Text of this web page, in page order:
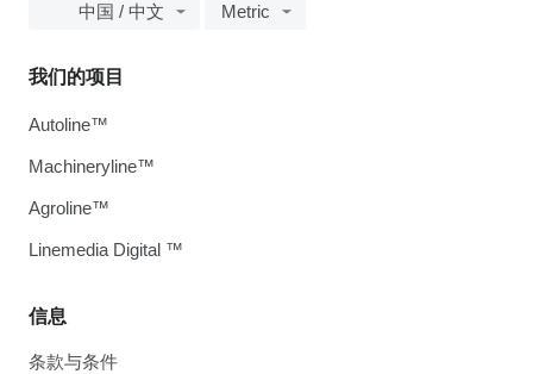
中国 / 中文 Metric
信息
条款与条件
我们的项目
Autoline™
Machineryline™
Agroline™
Linemedia Digital ™